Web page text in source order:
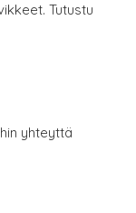
Tutustu
yhteyttä